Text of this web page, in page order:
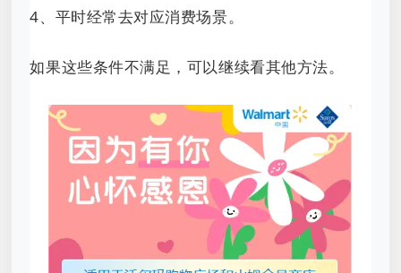
4、平时经常去对应消费场景。
如果这些条件不满足，可以继续看其他方法。